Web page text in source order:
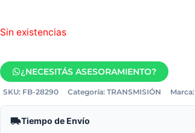
Sin existencias
¿NECESITÁS ASESORAMIENTO?
SKU: FB-28290 Categoría: TRANSMISIÓN Marca:
Tiempo de Envío